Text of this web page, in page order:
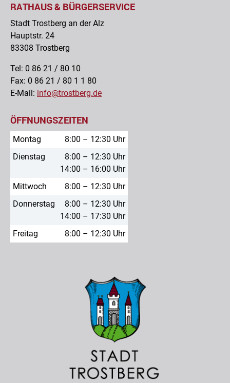
RATHAUS & BÜRGERSERVICE
Stadt Trostberg an der Alz
Hauptstr. 24
83308 Trostberg
Tel: 0 86 21 / 80 10
Fax: 0 86 21 / 80 1 1 80
E-Mail: info@trostberg.de
ÖFFNUNGSZEITEN
Montag
8:00 – 12:30 Uhr
Dienstag
8:00 – 12:30 Uhr
14:00 – 16:00 Uhr
Mittwoch
8:00 – 12:30 Uhr
Donnerstag
8:00 – 12:30 Uhr
14:00 – 17:30 Uhr
Freitag
8:00 – 12:30 Uhr